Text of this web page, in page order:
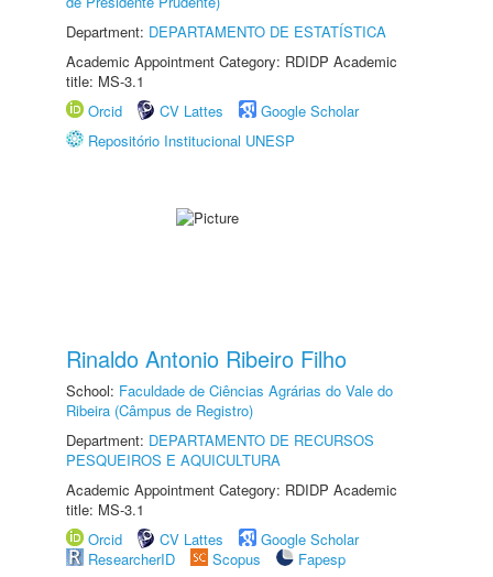
Department: DEPARTAMENTO DE ESTATÍSTICA
Academic Appointment Category: RDIDP Academic
title: MS-3.1
Orcid
CV Lattes
Google Scholar
Repositório Institucional UNESP
Rinaldo Antonio Ribeiro Filho
School: Faculdade de Ciências Agrárias do Vale do
Ribeira (Câmpus de Registro)
Department: DEPARTAMENTO DE RECURSOS
PESQUEIROS E AQUICULTURA
Academic Appointment Category: RDIDP Academic
title: MS-3.1
Orcid
CV Lattes
Google Scholar
ResearcherID
Scopus
Fapesp